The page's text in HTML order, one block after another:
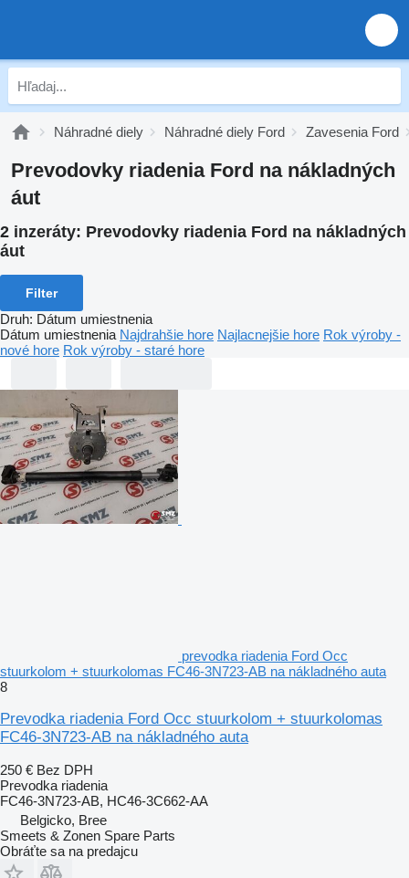
Náhradné diely Náhradné diely Ford Zavesenia Ford
Prevodovky riadenia Ford na nákladných
áut
2 inzeráty: Prevodovky riadenia Ford na nákladných
áut
Filter
Druh: Dátum umiestnenia
Dátum umiestnenia Najdrahšie hore Najlacnejšie hore Rok výroby -
nové hore Rok výroby - staré hore
prevodka riadenia Ford Occ
stuurkolom + stuurkolomas FC46-3N723-AB na nákladného auta
8
Prevodka riadenia Ford Occ stuurkolom + stuurkolomas
FC46-3N723-AB na nákladného auta
250 € Bez DPH
Prevodka riadenia
FC46-3N723-AB, HC46-3C662-AA
Belgicko, Bree
Smeets & Zonen Spare Parts
Obráťte sa na predajcu